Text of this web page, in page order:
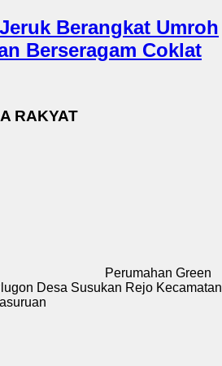
Berangkat Umroh
Berseragam Coklat
RAKYAT
Perumahan Green
Desa Susukan Rejo Kecamatan